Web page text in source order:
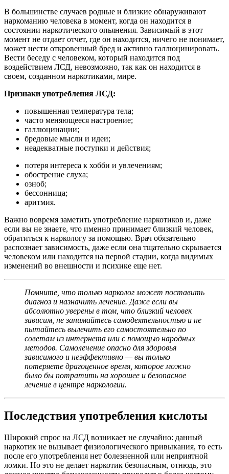
В большинстве случаев родные и близкие обнаруживают
наркоманию человека в момент, когда он находится в
состоянии наркотического опьянения. Зависимый в этот
момент не отдает отчет, где он находится, ничего не понимает,
может нести откровенный бред и активно галлюцинировать.
Вести беседу с человеком, который находится под
воздействием ЛСД, невозможно, так как он находится в
своем, созданном наркотиками, мире.
Признаки употребления ЛСД:
повышенная температура тела;
часто меняющееся настроение;
галлюцинации;
бредовые мысли и идеи;
неадекватные поступки и действия;
потеря интереса к хобби и увлечениям;
обострение слуха;
озноб;
бессонница;
аритмия.
Важно вовремя заметить употребление наркотиков и, даже
если вы не знаете, что именно принимает близкий человек,
обратиться к наркологу за помощью. Врач обязательно
распознает зависимость, даже если она тщательно скрывается
человеком или находится на первой стадии, когда видимых
изменений во внешности и психике еще нет.
Помните, что только нарколог может поставить
диагноз и назначить лечение. Даже если вы
абсолютно уверены в том, что близкий человек
зависим, не занимайтесь самодеятельностью и не
пытайтесь вылечить его самостоятельно по
советам из интернета или с помощью народных
методов. Самолечение опасно для здоровья
зависимого и неэффективно — вы только
потеряете драгоценное время, которое можно
было бы потратить на хорошее и безопасное
лечение в центре наркологии.
Последствия употребления кислоты
Широкий спрос на ЛСД возникает не случайно: данный
наркотик не вызывает физиологического привыкания, то есть
после его употребления нет болезненной или неприятной
ломки. Но это не делает наркотик безопасным, отнюдь, это